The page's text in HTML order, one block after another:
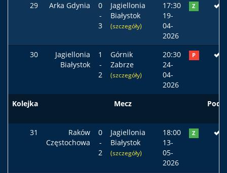
29 Arka Gdynia
0
-
3
Jagiellonia
Białystok
(szczegóły)
17:30
19-
04-
2026
Z
30
Jagiellonia
Białystok
1
-
2
Górnik
Zabrze
(szczegóły)
20:30
24-
04-
2026
P
Kolejka Mecz Podst
31
Raków
Częstochowa
0
-
2
Jagiellonia
Białystok
(szczegóły)
18:00
13-
05-
2026
Z